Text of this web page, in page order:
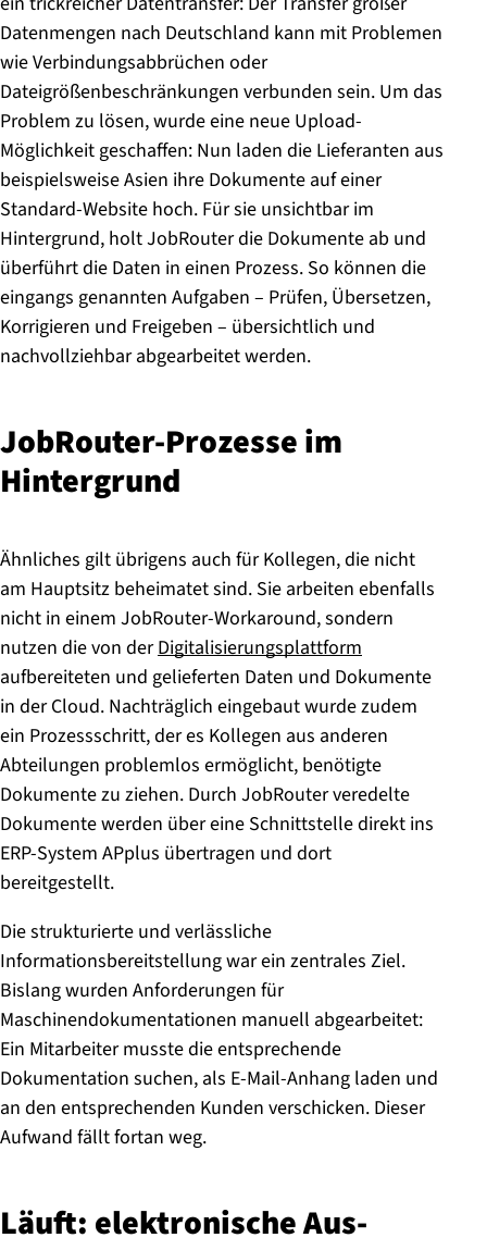
Datenmengen nach Deutschland kann mit Problemen
wie Verbindungsabbrüchen oder
Dateigrößenbeschränkungen verbunden sein. Um das
Problem zu lösen, wurde eine neue Upload-
Möglichkeit geschaffen: Nun laden die Lieferanten aus
beispielsweise Asien ihre Dokumente auf einer
Standard-Website hoch. Für sie unsichtbar im
Hintergrund, holt JobRouter die Dokumente ab und
überführt die Daten in einen Prozess. So können die
eingangs genannten Aufgaben – Prüfen, Übersetzen,
Korrigieren und Freigeben – übersichtlich und
nachvollziehbar abgearbeitet werden.
JobRouter-Pro­zes­se im
Hintergrund
Ähnliches gilt übrigens auch für Kollegen, die nicht
am Hauptsitz beheimatet sind. Sie arbeiten ebenfalls
nicht in einem JobRouter-Workaround, sondern
nutzen die von derDigitalisierungsplattform
aufbereiteten und gelieferten Daten und Dokumente
in der Cloud. Nachträglich eingebaut wurde zudem
ein Prozessschritt, der es Kollegen aus anderen
Abteilungen problemlos ermöglicht, benötigte
Dokumente zu ziehen. Durch JobRouter veredelte
Dokumente werden über eine Schnittstelle direkt ins
ERP-System APplus übertragen und dort
bereitgestellt.
Die strukturierte und verlässliche
Informationsbereitstellung war ein zentrales Ziel.
Bislang wurden Anforderungen für
Maschinendokumentationen manuell abgearbeitet:
Ein Mitarbeiter musste die entsprechende
Dokumentation suchen, als E-Mail-Anhang laden und
an den entsprechenden Kunden verschicken. Dieser
Aufwand fällt fortan weg.
Läuft: elek­tro­ni­sche Aus­